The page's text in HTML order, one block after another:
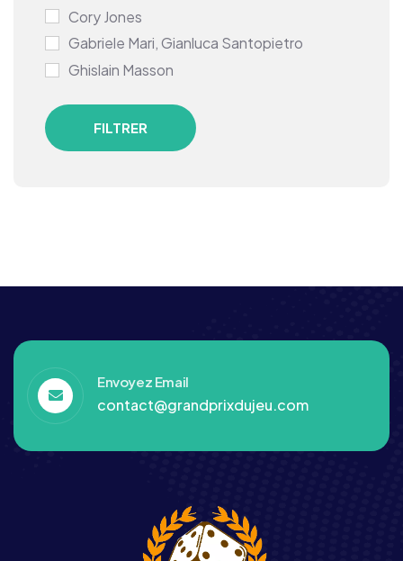
Cory Jones
Gabriele Mari, Gianluca Santopietro
Ghislain Masson
Nicolas Thiriet
Team Kaedama
FILTRER
Envoyez Email
contact@grandprixdujeu.com